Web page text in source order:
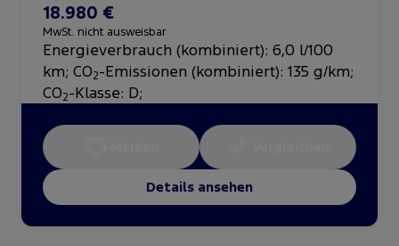
18.980 €
MwSt. nicht ausweisbar
Energieverbrauch (kombiniert): 6,0 l/100
km; CO2-Emissionen (kombiniert): 135 g/km;
CO2-Klasse: D;
Details ansehen